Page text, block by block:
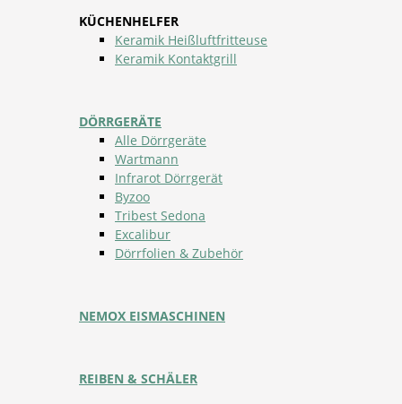
KÜCHENHELFER
Keramik Heißluftfritteuse
Keramik Kontaktgrill
DÖRRGERÄTE
Alle Dörrgeräte
Wartmann
Infrarot Dörrgerät
Byzoo
Tribest Sedona
Excalibur
Dörrfolien & Zubehör
NEMOX EISMASCHINEN
REIBEN & SCHÄLER